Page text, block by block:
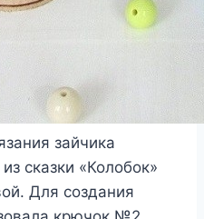
зайчика
сказки «Колобок»
Для создания